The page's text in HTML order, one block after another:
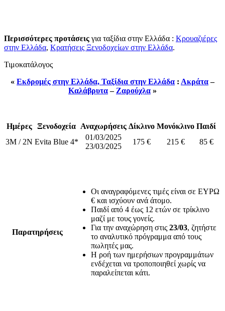
Περισσότερες προτάσεις για ταξίδια στην Ελλάδα : Κρουαζιέρες
στην Ελλάδα, Κρατήσεις Ξενοδοχείων στην Ελλάδα.
Τιμοκατάλογος
« Εκδρομές στην Ελλάδα, Ταξίδια στην Ελλάδα : Ακράτα–
Καλάβρυτα– Ζαρούχλα »
Ημέρες Ξενοδοχεία Αναχωρήσεις Δίκλινο Μονόκλινο Παιδί
3M / 2N Evita Blue 4*
01/03/2025
23/03/2025
175 € 215 € 85 €
Παρατηρήσεις
Οι αναγραφόμενες τιμές είναι σε ΕΥΡΩ
€ και ισχύουν ανά άτομο.
Παιδί από 4 έως 12 ετών σε τρίκλινο
μαζί με τους γονείς.
Για την αναχώρηση στις 23/03, ζητήστε
το αναλυτικό πρόγραμμα από τους
πωλητές μας.
Η ροή των ημερήσιων προγραμμάτων
ενδέχεται να τροποποιηθεί χωρίς να
παραλείπεται κάτι.